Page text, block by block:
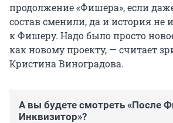
продолжение «Фишера», если
состав сменили, да и история не
к Фишеру. Надо было просто
как новому проекту, — считает
Кристина Виноградова.
А вы будете смотреть «После
Инквизитор»?